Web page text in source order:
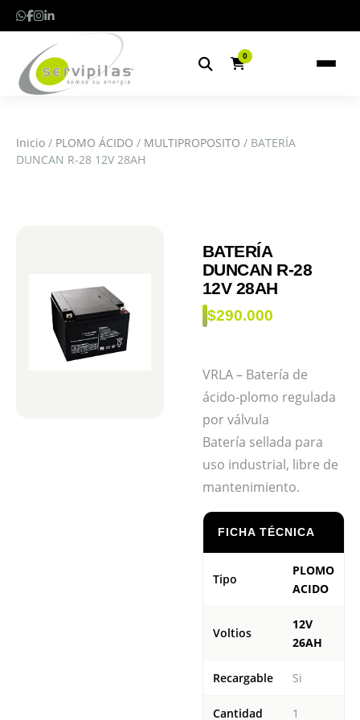
0
Inicio / PLOMO ÁCIDO / MULTIPROPOSITO / BATERÍA
DUNCAN R-28 12V 28AH
BATERÍA
DUNCAN R-28
12V 28AH
$290.000
VRLA – Batería de
ácido-plomo regulada
por válvula
Batería sellada para
uso industrial, libre de
mantenimiento.
FICHA TÉCNICA
Tipo
PLOMO
ACIDO
Voltios
12V
26AH
Recargable Si
Cantidad 1